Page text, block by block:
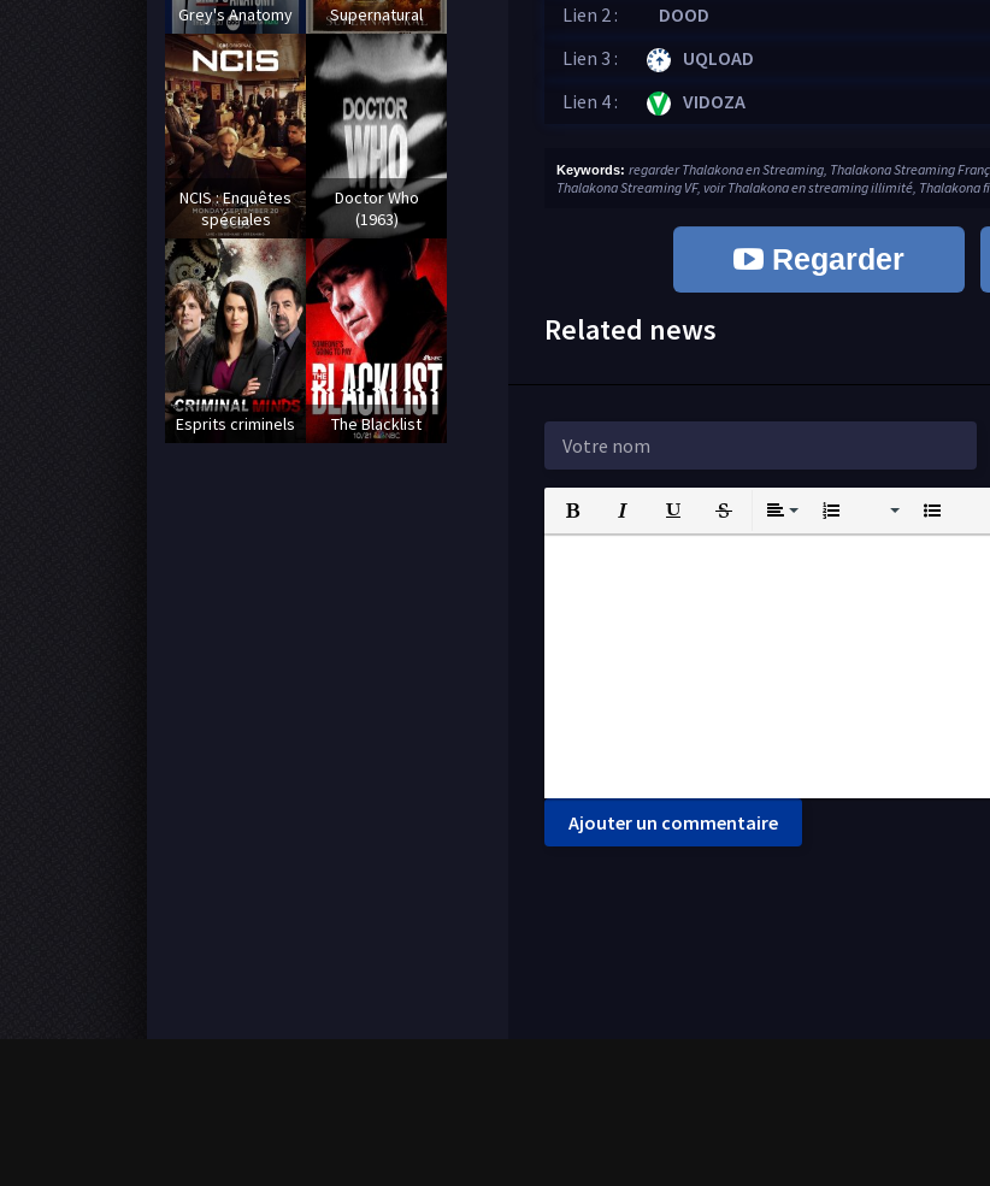
Lien 2 :
DOOD
Lien 3 :
UQLOAD
Lien 4 :
VIDOZA
Keywords: regarder Thalakona en Streaming, Thalakona Streaming
Thalakona Streaming VF, voir Thalakona en streaming illimité, Thalakona
Regarder
Related news
Bold Italic UnderlineStrikethrough
AlignOrdered List
Ajouter un commentaire
Grey's Anatomy Supernatural
NCIS : Enquêtes
spéciales
Doctor Who
(1963)
Esprits criminels The Blacklist